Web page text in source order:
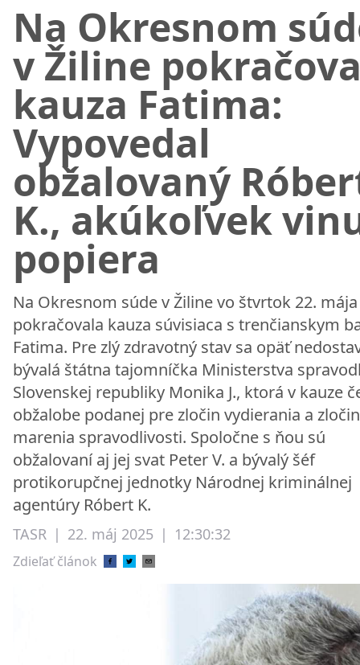
Na Okresnom
v Žiline
kauza Fatima:
Vypovedal
obžalovaný
K., akúkoľvek
popiera
Na Okresnom súde v Žiline vo štvrtok 22. mája
pokračovala kauza súvisiaca s trenčianskym
Fatima. Pre zlý zdravotný stav sa opäť
bývalá štátna tajomníčka Ministerstva
Slovenskej republiky Monika J., ktorá v kauze
obžalobe podanej pre zločin vydierania a zločin
marenia spravodlivosti. Spoločne s ňou sú
obžalovaní aj jej svat Peter V. a bývalý šéf
protikorupčnej jednotky Národnej kriminálnej
agentúry Róbert K.
TASR | 22. máj 2025 | 12:30:32
Zdieľať článok